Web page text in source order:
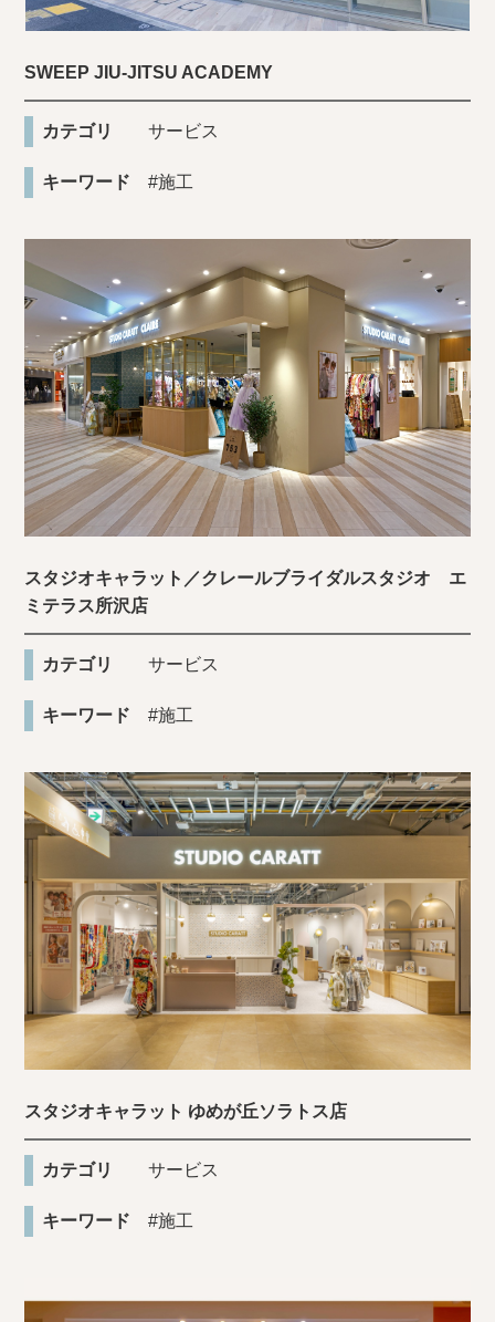
SWEEP JIU-JITSU ACADEMY
カテゴリ サービス
キーワード #施工
スタジオキャラット／クレールブライダルスタジオ エ
ミテラス所沢店
カテゴリ サービス
キーワード #施工
スタジオキャラット ゆめが丘ソラトス店
カテゴリ サービス
キーワード #施工